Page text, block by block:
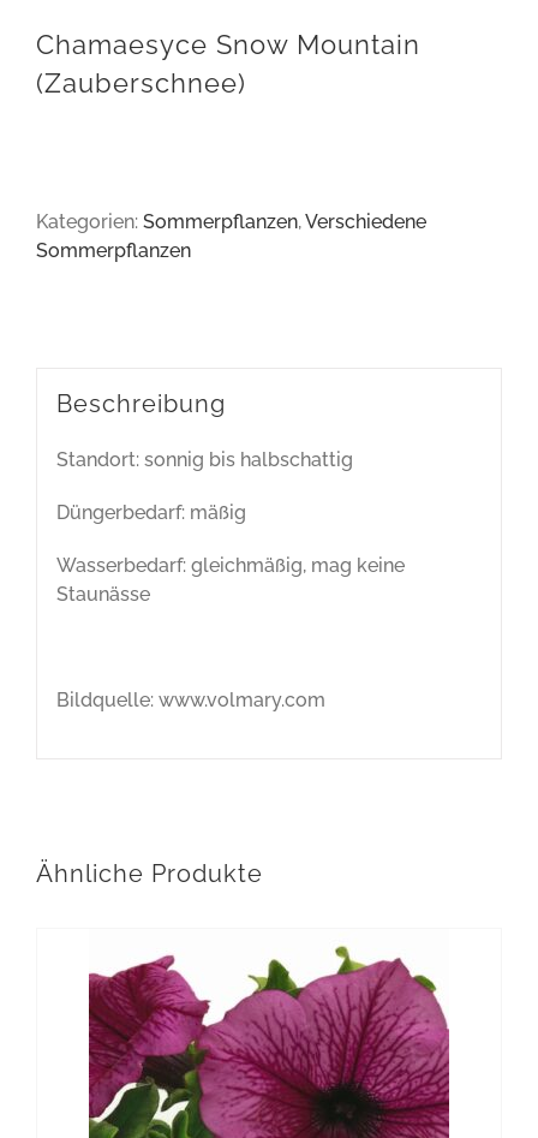
Chamaesyce Snow Mountain
(Zauberschnee)
Kategorien: Sommerpflanzen,Verschiedene
Sommerpflanzen
Beschreibung
Standort: sonnig bis halbschattig
Düngerbedarf: mäßig
Wasserbedarf: gleichmäßig, mag keine
Staunässe
Bildquelle: www.volmary.com
Ähnliche Produkte